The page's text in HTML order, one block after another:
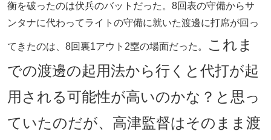
衡を破ったのは伏兵のバットだった。8回表の守備からサ
ンタナに代わってライトの守備に就いた渡邊に打席が回っ
てきたのは、8回裏1アウト2塁の場面だった。
これま
での渡邊の起用法から行くと代打が起
用される可能性が高いのかな？と思っ
ていたのだが、高津監督はそのまま渡